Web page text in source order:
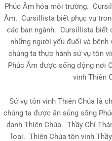
Phúc Âm hóa môi trường.
Âm. Cursillista biết phục vụ
các ban ngành. Cursillista biết
những người yếu đuối và
chúng ta thực hành sứ vụ tôn
Phúc Âm được sống động nơi
vinh Thiên
Sứ vụ tôn vinh Thiên Chúa là
chúng ta được ân sủng sống
danh Thiên Chúa. Thầy Chí
loại. Thiên Chúa tôn vinh